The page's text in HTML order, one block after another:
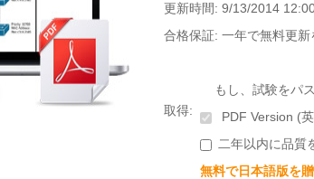
更新時間: 9/13/2014
合格保証: 一年で無料更新
もし、試験をパスで
取得:
PDF Version (
二年以内に品質
無料で日本語版を